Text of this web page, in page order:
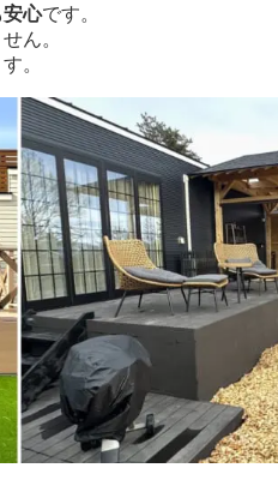
心です。
ん。
。